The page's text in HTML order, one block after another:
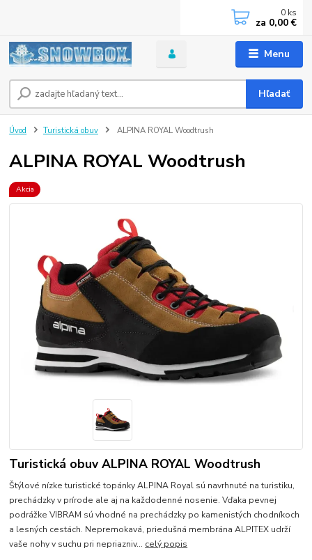
Menu
Hľadať
0 ks
za 0,00 €
Úvod Turistická obuv ALPINA ROYAL Woodtrush
ALPINA ROYAL Woodtrush
Akcia
Turistická obuv ALPINA ROYAL Woodtrush
Štýlové nízke turistické topánky ALPINA Royal sú navrhnuté na turistiku,
prechádzky v prírode ale aj na každodenné nosenie. Vďaka pevnej
podrážke VIBRAM sú vhodné na prechádzky po kamenistých chodníkoch
a lesných cestách. Nepremokavá, priedušná membrána ALPITEX udrží
vaše nohy v suchu pri nepriazniv... celý popis